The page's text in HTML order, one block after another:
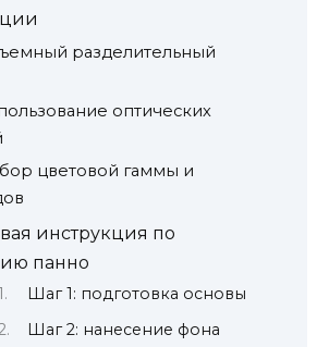
разделительный
оптических
цветовой гаммы и
инструкция по
панно
Шаг 1: подготовка основы
Шаг 2: нанесение фона